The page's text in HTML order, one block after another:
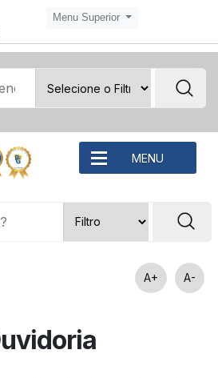
Menu Superior
MENU
A+ A-